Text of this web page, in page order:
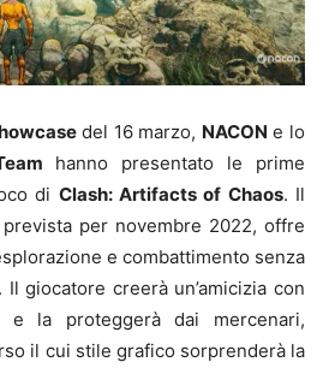
del 16 marzo, NACON e lo
hanno presentato le prime
di Clash: Artifacts of Chaos. Il
per novembre 2022, offre
e combattimento senza
giocatore creerà un’amicizia con
e la proteggerà dai mercenari,
il cui stile grafico sorprenderà la